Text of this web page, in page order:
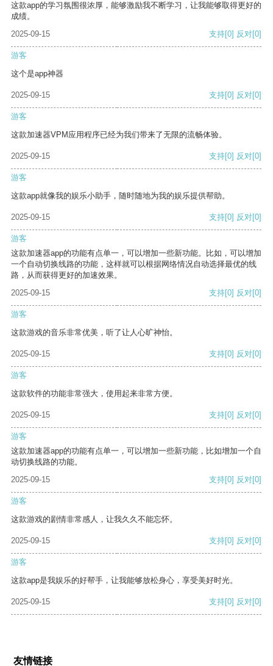
这款app的学习氛围很浓厚，能够激励我不断学习，让我能够取得更好的
成绩。
2025-09-15
支持[0] 反对[0]
游客
这个是app神器
2025-09-15 支持[0] 反对[0]
游客
这款加速器VPM应用程序已经为我们带来了无限的流畅体验。
2025-09-15 支持[0] 反对[0]
游客
这款app就像我的娱乐小助手，随时随地为我的娱乐提供帮助。
2025-09-15 支持[0] 反对[0]
游客
这款加速器app的功能有点单一，可以增加一些新功能。比如，可以增加
一个自动切换线路的功能，这样就可以根据网络情况自动选择最优的线
路，从而获得更好的加速效果。
2025-09-15
支持[0] 反对[0]
游客
这款游戏的音乐非常优美，听了让人心旷神怡。
2025-09-15 支持[0] 反对[0]
游客
这款软件的功能非常强大，使用起来非常方便。
2025-09-15 支持[0] 反对[0]
游客
这款加速器app的功能有点单一，可以增加一些新功能，比如增加一个自
动切换线路的功能。
2025-09-15
支持[0] 反对[0]
游客
这款游戏的剧情非常感人，让我久久不能忘怀。
2025-09-15 支持[0] 反对[0]
游客
这款app是我娱乐的好帮手，让我能够放松身心，享受美好时光。
2025-09-15 支持[0] 反对[0]
友情链接